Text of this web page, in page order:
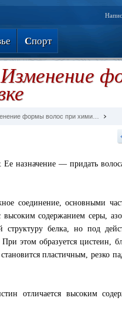
Спорт
формы волос при хими…
назначение — придать
соединение, основными
содержанием серы,
структуру белка, но под
этом образуется цистеин,
пластичным, резко
отличается высоким